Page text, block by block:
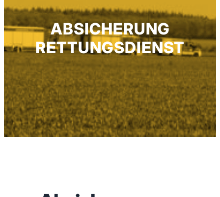
ABSICHERUNG
RETTUNGSDIENST